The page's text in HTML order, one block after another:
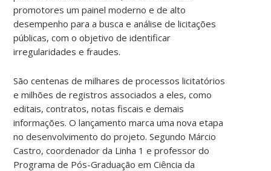
promotores um painel moderno e de alto
desempenho para a busca e análise de licitações
públicas, com o objetivo de identificar
irregularidades e fraudes.
São centenas de milhares de processos licitatórios
e milhões de registros associados a eles, como
editais, contratos, notas fiscais e demais
informações. O lançamento marca uma nova etapa
no desenvolvimento do projeto. Segundo Márcio
Castro, coordenador da Linha 1 e professor do
Programa de Pós-Graduação em Ciência da